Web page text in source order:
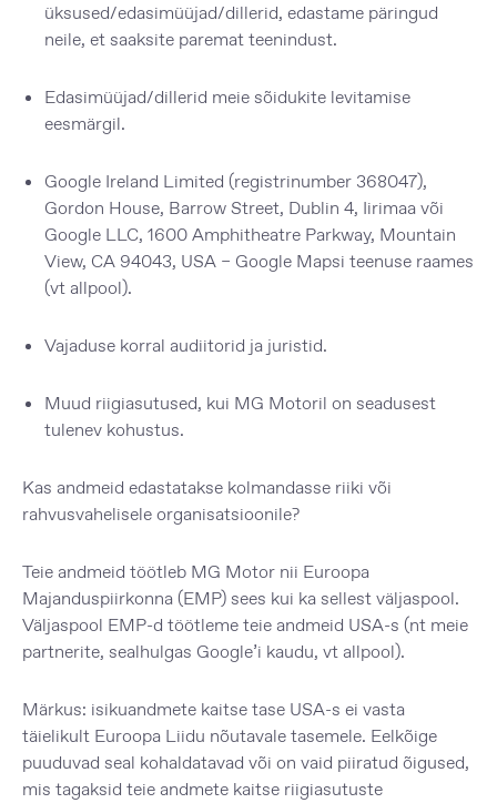
üksused/edasimüüjad/dillerid, edastame päringud
neile, et saaksite paremat teenindust.
Edasimüüjad/dillerid meie sõidukite levitamise
eesmärgil.
Google Ireland Limited (registrinumber 368047),
Gordon House, Barrow Street, Dublin 4, Iirimaa või
Google LLC, 1600 Amphitheatre Parkway, Mountain
View, CA 94043, USA – Google Mapsi teenuse raames
(vt allpool).
Vajaduse korral audiitorid ja juristid.
Muud riigiasutused, kui MG Motoril on seadusest
tulenev kohustus.
Kas andmeid edastatakse kolmandasse riiki või
rahvusvahelisele organisatsioonile?
Teie andmeid töötleb MG Motor nii Euroopa
Majanduspiirkonna (EMP) sees kui ka sellest väljaspool.
Väljaspool EMP-d töötleme teie andmeid USA-s (nt meie
partnerite, sealhulgas Google’i kaudu, vt allpool).
Märkus: isikuandmete kaitse tase USA-s ei vasta
täielikult Euroopa Liidu nõutavale tasemele. Eelkõige
puuduvad seal kohaldatavad või on vaid piiratud õigused,
mis tagaksid teie andmete kaitse riigiasutuste